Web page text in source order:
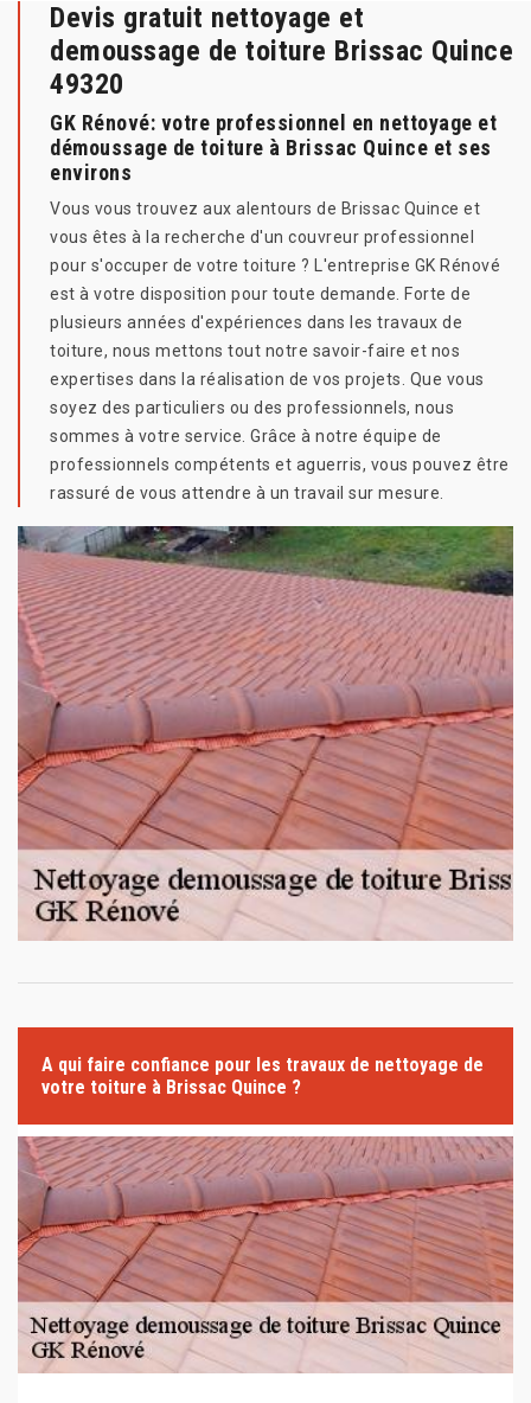
Devis gratuit nettoyage et
demoussage de toiture Brissac Quince
49320
GK Rénové: votre professionnel en nettoyage et
démoussage de toiture à Brissac Quince et ses
environs
Vous vous trouvez aux alentours de Brissac Quince et
vous êtes à la recherche d'un couvreur professionnel
pour s'occuper de votre toiture ? L'entreprise GK Rénové
est à votre disposition pour toute demande. Forte de
plusieurs années d'expériences dans les travaux de
toiture, nous mettons tout notre savoir-faire et nos
expertises dans la réalisation de vos projets. Que vous
soyez des particuliers ou des professionnels, nous
sommes à votre service. Grâce à notre équipe de
professionnels compétents et aguerris, vous pouvez être
rassuré de vous attendre à un travail sur mesure.
A qui faire confiance pour les travaux de nettoyage de
votre toiture à Brissac Quince ?